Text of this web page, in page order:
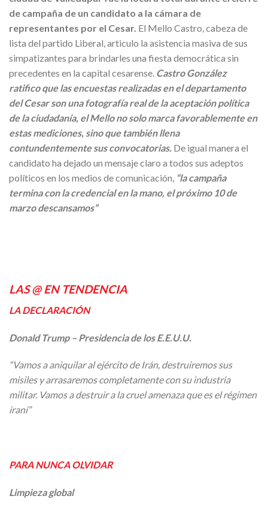
de campaña de un candidato a la cámara de
representantes por el Cesar. El Mello Castro, cabeza de
lista del partido Liberal, articulo la asistencia masiva de sus
simpatizantes para brindarles una fiesta democrática sin
precedentes en la capital cesarense. Castro González
ratifico que las encuestas realizadas en el departamento
del Cesar son una fotografía real de la aceptación política
de la ciudadanía, el Mello no solo marca favorablemente en
estas mediciones, sino que también llena
contundentemente sus convocatorias. De igual manera el
candidato ha dejado un mensaje claro a todos sus adeptos
políticos en los medios de comunicación, “la campaña
termina con la credencial en la mano, el próximo 10 de
marzo descansamos”
LAS @ EN TENDENCIA
LA DECLARACIÓN
Donald Trump – Presidencia de los E.E.U.U.
“Vamos a aniquilar al ejército de Irán, destruiremos sus
misiles y arrasaremos completamente con su industria
militar. Vamos a destruir a la cruel amenaza que es el régimen
iraní”
PARA NUNCA OLVIDAR
Limpieza global